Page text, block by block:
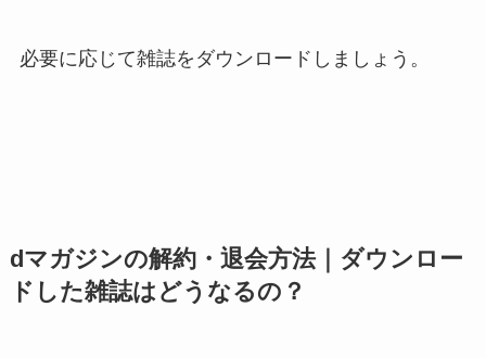
必要に応じて雑誌をダウンロードしましょう。
dマガジンの解約・退会方法｜ダウンロー
ドした雑誌はどうなるの？